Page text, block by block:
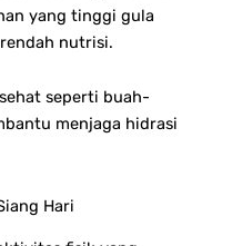
yang tinggi gula
nutrisi.
seperti buah-
menjaga hidrasi
Hari